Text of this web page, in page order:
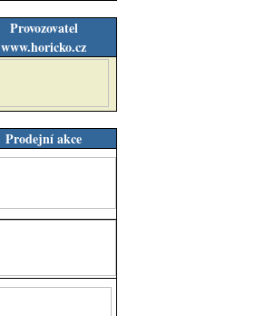
Provozovatel
www.horicko.cz
Prodejní akce